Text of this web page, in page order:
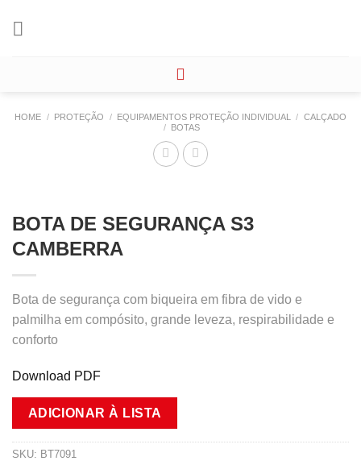
HOME / PROTEÇÃO / EQUIPAMENTOS PROTEÇÃO INDIVIDUAL / CALÇADO
/ BOTAS
BOTA DE SEGURANÇA S3
CAMBERRA
Bota de segurança com biqueira em fibra de vido e
palmilha em compósito, grande leveza, respirabilidade e
conforto
Download PDF
ADICIONAR À LISTA
SKU: BT7091